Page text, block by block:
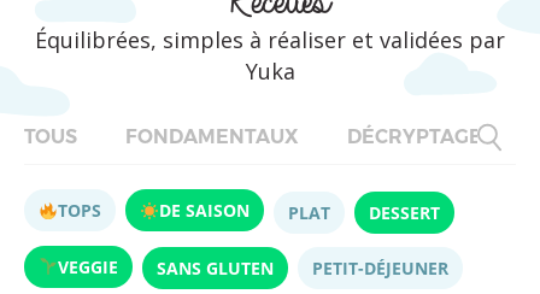
Équilibrées, simples à réaliser et validées par
Yuka
TOUS FONDAMENTAUX DÉCRYPTAGES
TOPS DE SAISON PLAT DESSERT
VEGGIE SANS GLUTEN PETIT-DÉJEUNER